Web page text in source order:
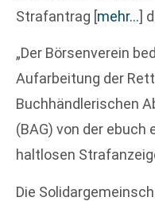
Strafantrag [mehr…]
„Der Börsenverein
Aufarbeitung der
Buchhändlerischen
(BAG) von der ebuch
haltlosen
Die